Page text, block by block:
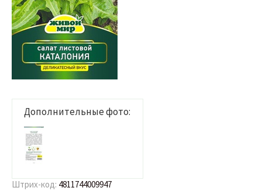
Дополнительные фото:
Штрих-код: 4811744009947